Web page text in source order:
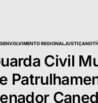
REGIONALJUSTIÇA
Civil